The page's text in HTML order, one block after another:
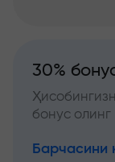
30%
бонус олинг
Барчасини